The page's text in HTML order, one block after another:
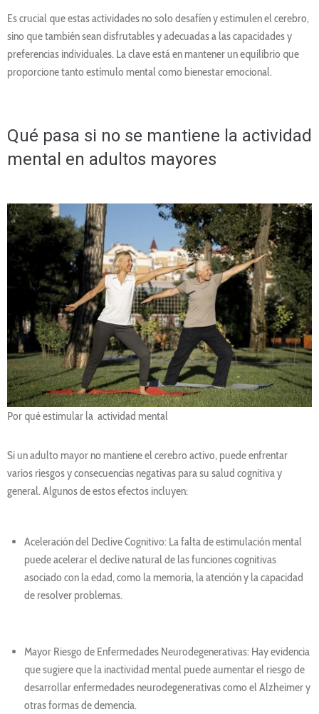
Es crucial que estas actividades no solo desafíen y estimulen el cerebro,
sino que también sean disfrutables y adecuadas a las capacidades y
preferencias individuales. La clave está en mantener un equilibrio que
proporcione tanto estímulo mental como bienestar emocional.
Qué pasa si no se mantiene la actividad
mental en adultos mayores
Por qué estimular la actividad mental
Si un adulto mayor no mantiene el cerebro activo, puede enfrentar
varios riesgos y consecuencias negativas para su salud cognitiva y
general. Algunos de estos efectos incluyen:
Aceleración del Declive Cognitivo: La falta de estimulación mental
puede acelerar el declive natural de las funciones cognitivas
asociado con la edad, como la memoria, la atención y la capacidad
de resolver problemas.
Mayor Riesgo de Enfermedades Neurodegenerativas: Hay evidencia
que sugiere que la inactividad mental puede aumentar el riesgo de
desarrollar enfermedades neurodegenerativas como el Alzheimer y
otras formas de demencia.